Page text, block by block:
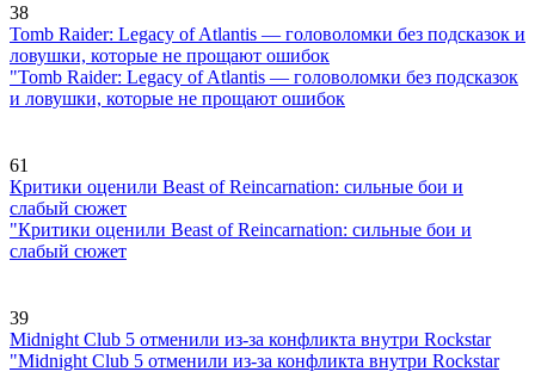
38
Tomb Raider: Legacy of Atlantis — головоломки без подсказок и
ловушки, которые не прощают ошибок
"Tomb Raider: Legacy of Atlantis — головоломки без подсказок
и ловушки, которые не прощают ошибок
61
Критики оценили Beast of Reincarnation: сильные бои и
слабый сюжет
"Критики оценили Beast of Reincarnation: сильные бои и
слабый сюжет
39
Midnight Club 5 отменили из-за конфликта внутри Rockstar
"Midnight Club 5 отменили из-за конфликта внутри Rockstar